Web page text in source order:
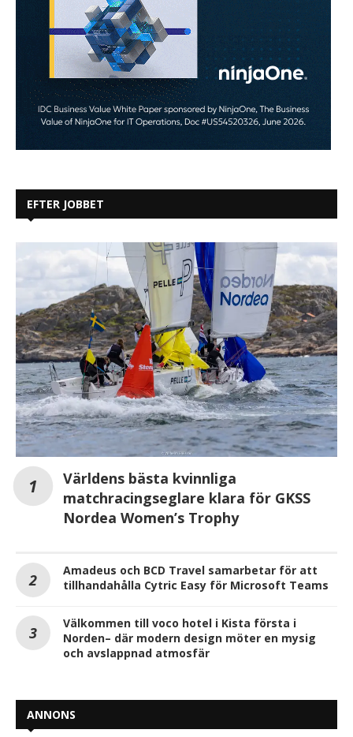
EFTER JOBBET
Världens bästa kvinnliga
matchracingseglare klara för GKSS
Nordea Women’s Trophy
Amadeus och BCD Travel samarbetar för att
tillhandahålla Cytric Easy för Microsoft Teams
Välkommen till voco hotel i Kista första i
Norden– där modern design möter en mysig
och avslappnad atmosfär
ANNONS